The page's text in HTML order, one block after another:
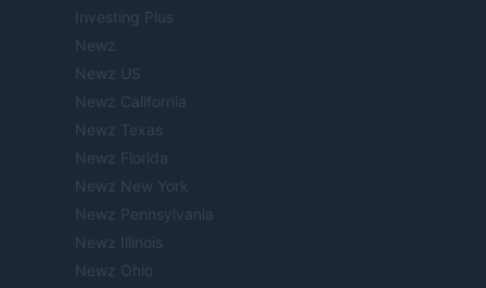
Investing Plus
Newz
Newz US
Newz California
Newz Texas
Newz Florida
Newz New York
Newz Pennsylvania
Newz Illinois
Newz Ohio